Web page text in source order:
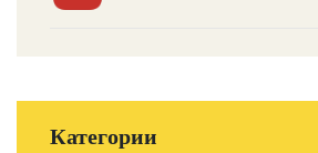
Категории